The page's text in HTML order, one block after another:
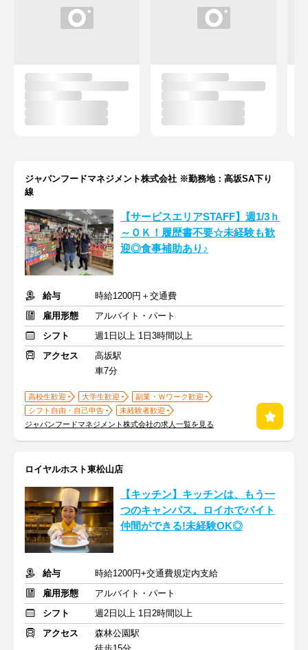
ジャパンフードマネジメント株式会社 ※勤務地：高坂SA下り
線
【サービスエリアSTAFF】週1/3ｈ
～ＯＫ！履歴書不要☆未経験も歓
迎◎食事補助あり♪
給与
時給1200円＋交通費
雇用形態
アルバイト・パート
シフト
週1日以上 1日3時間以上
アクセス
高坂駅
車7分
高校生歓迎 大学生歓迎
副業・Ｗワーク歓迎
シフト自由・自己申告
未経験者歓迎
ジャパンフードマネジメント株式会社の求人一覧を見る
ロイヤルホスト東松山店
【キッチン】キッチンは、もう一
つのキャンパス。ロイホでバイト
仲間ができる!未経験OK◎
給与
時給1200円+交通費規定内支給
雇用形態
アルバイト・パート
シフト
週2日以上 1日2時間以上
アクセス
森林公園駅